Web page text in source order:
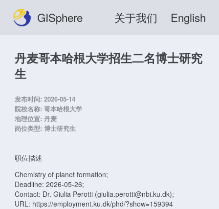
GISphere 关于我们 English
丹麦哥本哈根大学招生二名博士研究
生
发布时间: 2026-05-14
院校名称: 哥本哈根大学
地理位置: 丹麦
岗位类型: 博士研究生
职位描述
Chemistry of planet formation;
Deadline: 2026-05-26;
Contact: Dr. Giulia Perotti (giulia.perotti@nbi.ku.dk);
URL: https://employment.ku.dk/phd/?show=159394